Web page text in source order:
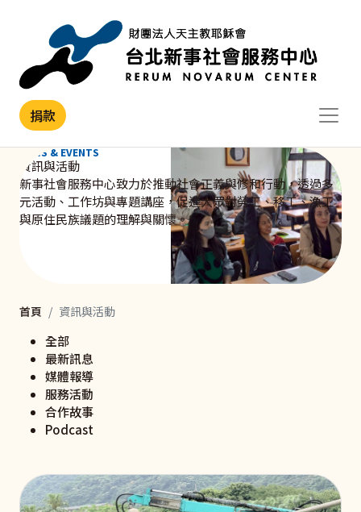
捐款
NEWS & EVENTS
資訊與活動
新事社會服務中心致力於推動社會正義與修和行動，透過多
元活動、工作坊與專題講座，促進大眾對勞工、移工、漁工
與原住民族議題的理解與關懷。
首頁 資訊與活動
全部
最新訊息
媒體報導
服務活動
合作故事
Podcast